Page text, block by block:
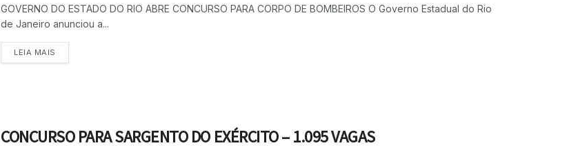
GOVERNO DO ESTADO DO RIO ABRE CONCURSO PARA CORPO DE BOMBEIROS O Governo Estadual do Rio
de Janeiro anunciou a...
LEIA MAIS
CONCURSO PARA SARGENTO DO EXÉRCITO – 1.095 VAGAS